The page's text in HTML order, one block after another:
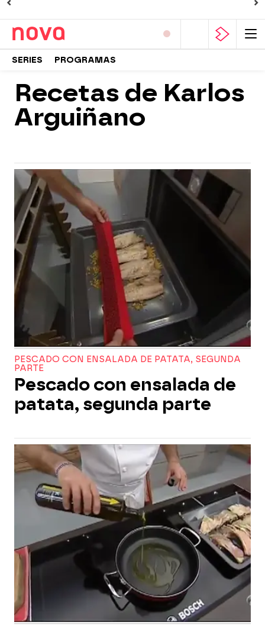
SERIES PROGRAMAS
Recetas de Karlos
Arguiñano
PESCADO CON ENSALADA DE PATATA, SEGUNDA
PARTE
Pescado con ensalada de
patata, segunda parte